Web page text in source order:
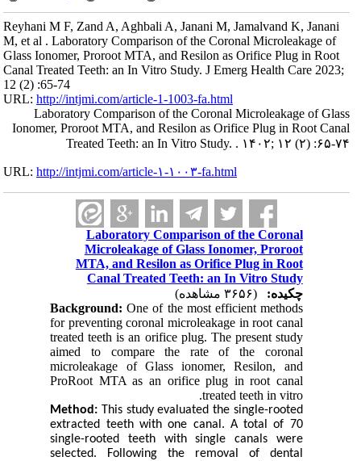
Reyhani M F, Zand A, Aghbali A, Janani M, Jamalvand K, Janani
M, et al . Laboratory Comparison of the Coronal Microleakage of
Glass Ionomer, Proroot MTA, and Resilon as Orifice Plug in Root
Canal Treated Teeth: an In Vitro Study. J Emerg Health Care 2023;
12 (2) :65-74
URL:http://intjmi.com/article-1-1003-fa.html
Laboratory Comparison of the Coronal Microleakage of Glass
Ionomer, Proroot MTA, and Resilon as Orifice Plug in Root Canal
Treated Teeth: an In Vitro Study. . ۱۴۰۲; ۱۲ (۲) :۶۵-۷۴
URL:http://intjmi.com/article-۱-۱۰۰۳-fa.html
Laboratory Comparison of the Coronal
Microleakage of Glass Ionomer, Proroot
MTA, and Resilon as Orifice Plug in Root
Canal Treated Teeth: an In Vitro Study
چکیده:
Background:One of the most efficient methods
for preventing coronal microleakage in root canal
treated teeth is an orifice plug. The present study
aimed to compare the rate of the coronal
microleakage of Glass ionomer, Resilon, and
ProRoot MTA as an orifice plug in root canal
treated teeth in vitro.
Method:This study evaluated the single-rooted
extracted teeth with one canal. A total of 70
single-rooted teeth with single canals were
selected. Following the removal of dental